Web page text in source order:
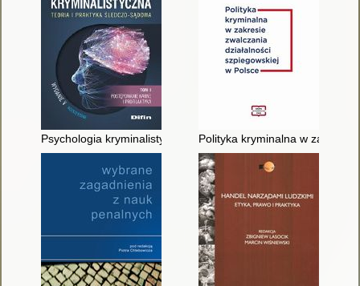
Psychologia kryminalistyczna : teoria i praktyka śledczo-
Polityka kryminalna w zakresie